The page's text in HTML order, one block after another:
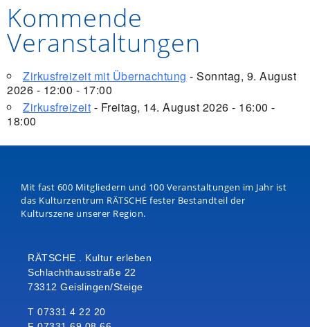
Kommende
Veranstaltungen
Zirkusfreizeit mit Übernachtung - Sonntag, 9. August
2026 - 12:00 - 17:00
Zirkusfreizeit - Freitag, 14. August 2026 - 16:00 -
18:00
Mit fast 600 Mitgliedern und 100 Veranstaltungen im Jahr ist
das Kulturzentrum RÄTSCHE fester Bestandteil der
Kulturszene unserer Region.
RÄTSCHE . Kultur erleben
Schlachthausstraße 22
73312 Geislingen/Steige
T 07331 4 22 20